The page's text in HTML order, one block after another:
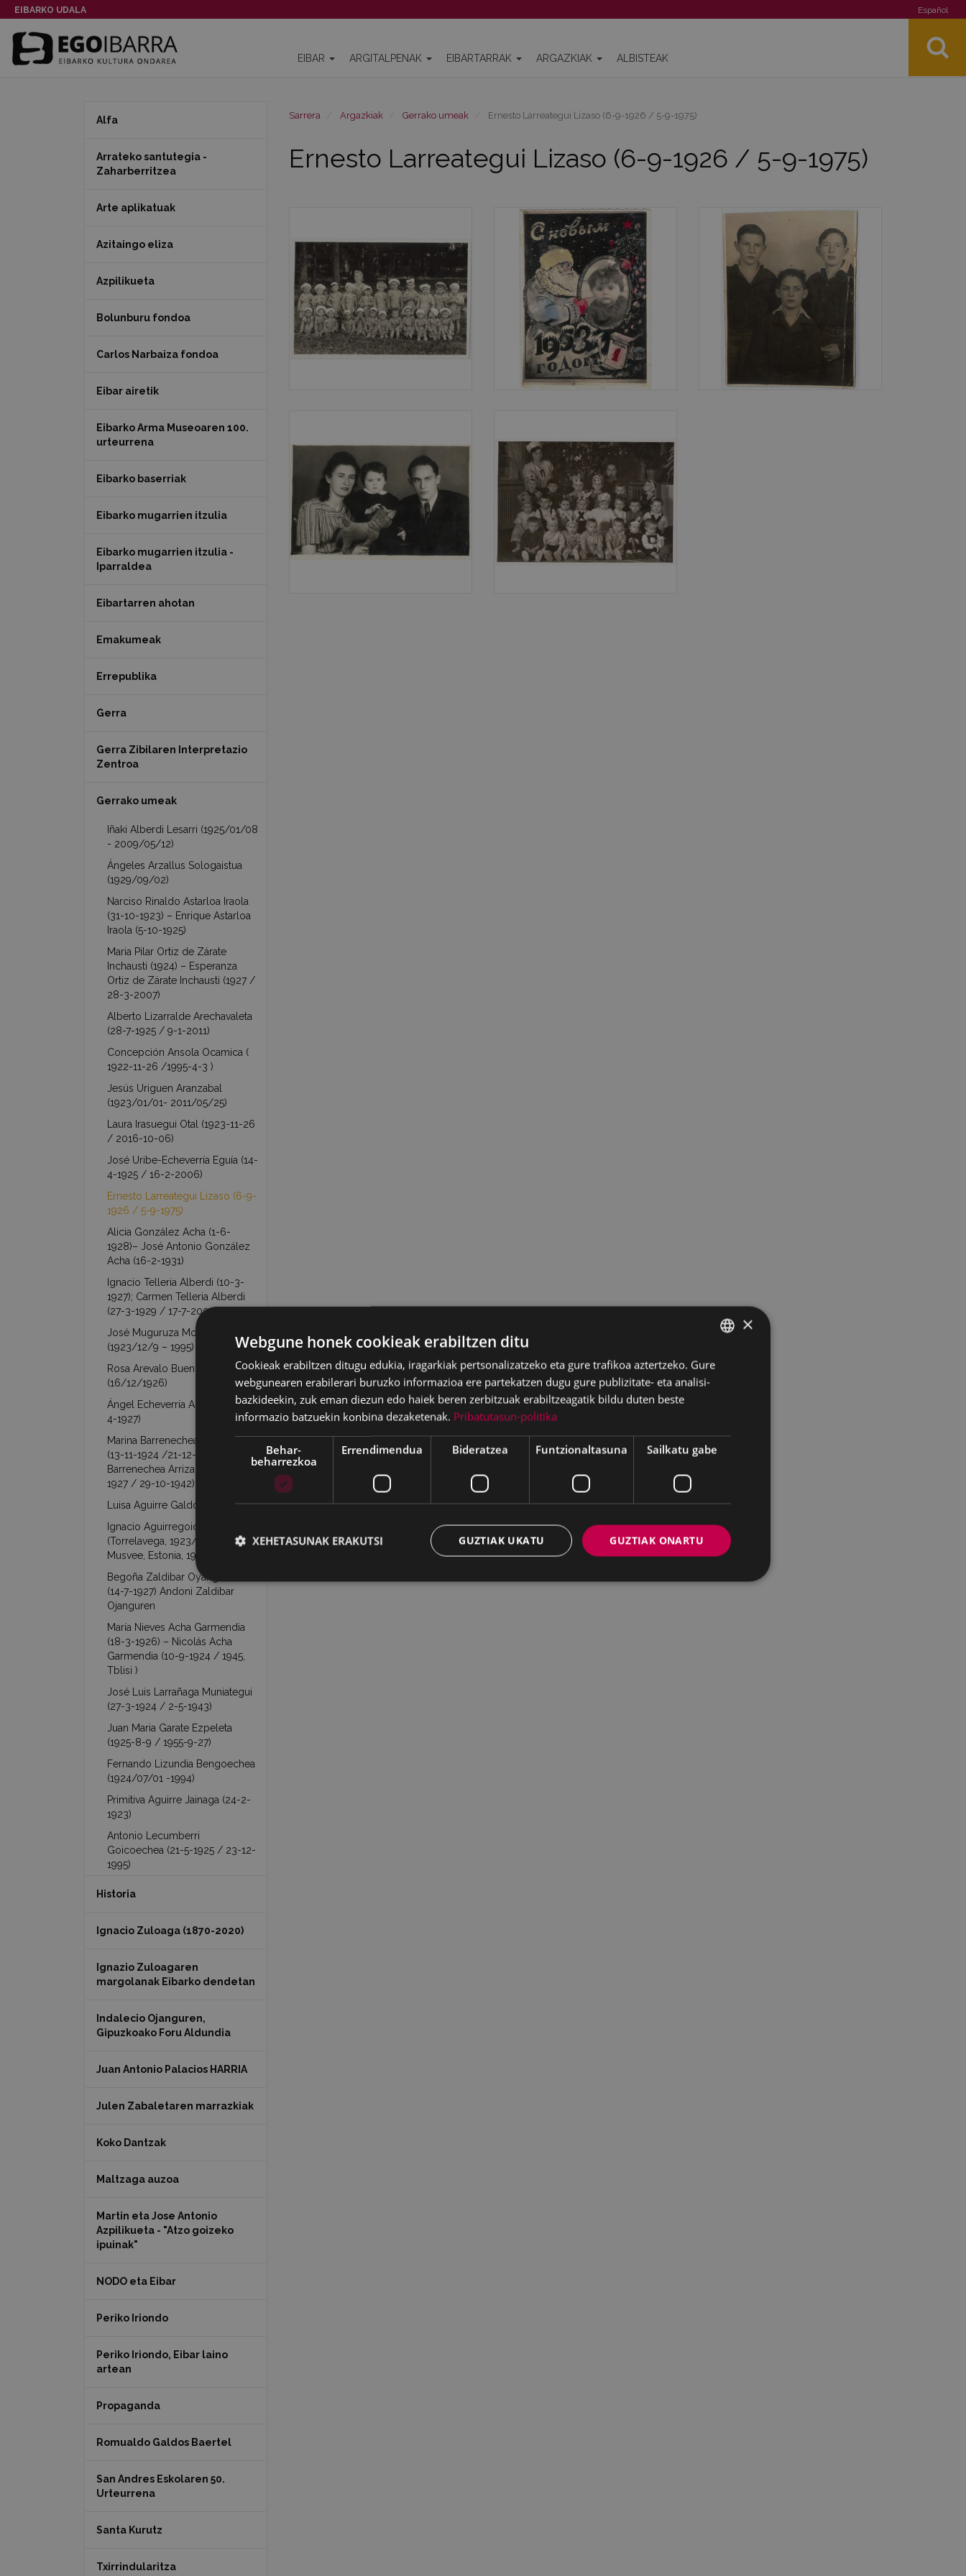
EIBARKO UDALA Español
EIBAR ARGITALPENAK EIBARTARRAK ARGAZKIAK ALBISTEAK
Sarrera Argazkiak Gerrako umeak Ernesto Larreategui Lizaso (6-9-1926 / 5-9-1975)
Ernesto Larreategui Lizaso (6-9-1926 / 5-9-1975)
Alfa
Arrateko santutegia -
Zaharberritzea
Arte aplikatuak
Azitaingo eliza
Azpilikueta
Bolunburu fondoa
Carlos Narbaiza fondoa
Eibar airetik
Eibarko Arma Museoaren 100.
urteurrena
Eibarko baserriak
Eibarko mugarrien itzulia
Eibarko mugarrien itzulia -
Iparraldea
Eibartarren ahotan
Emakumeak
Errepublika
Gerra
Gerra Zibilaren Interpretazio
Zentroa
Gerrako umeak
Iñaki Alberdi Lesarri (1925/01/08
- 2009/05/12)
Ángeles Arzallus Sologaistua
(1929/09/02)
Narciso Rinaldo Astarloa Iraola
(31-10-1923) – Enrique Astarloa
Iraola (5-10-1925)
Maria Pilar Ortiz de Zárate
Inchausti (1924) – Esperanza
Ortiz de Zárate Inchausti (1927 /
28-3-2007)
Alberto Lizarralde Arechavaleta
(28-7-1925 / 9-1-2011)
Concepción Ansola Ocamica (
1922-11-26 /1995-4-3 )
Jesús Uriguen Aranzabal
(1923/01/01- 2011/05/25)
Laura Irasuegui Otal (1923-11-26
/ 2016-10-06)
José Uribe-Echeverría Eguía (14-
4-1925 / 16-2-2006)
Ernesto Larreategui Lizaso (6-9-
1926 / 5-9-1975)
Alicia González Acha (1-6-
1928)– José Antonio González
Acha (16-2-1931)
Ignacio Telleria Alberdi (10-3-
1927); Carmen Telleria Alberdi
(27-3-1929 / 17-7-2003)
José Muguruza Mondragón
(1923/12/9 – 1995)
Rosa Arevalo Buendía
(16/12/1926)
Ángel Echeverría Aranzábal (16-
4-1927)
Marina Barrenechea Arrizabalaga
(13-11-1924 /21-12-1953)- Jesús
Barrenechea Arrizabalaga (26-1-
1927 / 29-10-1942)
Luisa Aguirre Galdona (7-9-1927)
Ignacio Aguirregoicoa Benito
(Torrelavega, 1923/02/21 –
Musvee, Estonia, 1944/03/09)
Begoña Zaldibar Oyanguren
(14-7-1927) Andoni Zaldibar
Ojanguren
María Nieves Acha Garmendia
(18-3-1926) – Nicolás Acha
Garmendia (10-9-1924 / 1945,
Tblisi )
José Luis Larrañaga Muniategui
(27-3-1924 / 2-5-1943)
Juan Maria Garate Ezpeleta
(1925-8-9 / 1955-9-27)
Fernando Lizundia Bengoechea
(1924/07/01 -1994)
Primitiva Aguirre Jainaga (24-2-
1923)
Antonio Lecumberri
Goicoechea (21-5-1925 / 23-12-
1995)
Historia
Ignacio Zuloaga (1870-2020)
Ignazio Zuloagaren
margolanak Eibarko dendetan
Indalecio Ojanguren,
Gipuzkoako Foru Aldundia
Juan Antonio Palacios HARRIA
Julen Zabaletaren marrazkiak
Koko Dantzak
Maltzaga auzoa
Martin eta Jose Antonio
Azpilikueta - "Atzo goizeko
ipuinak"
NODO eta Eibar
Periko Iriondo
Periko Iriondo, Eibar laino
artean
Propaganda
Romualdo Galdos Baertel
San Andres Eskolaren 50.
Urteurrena
Santa Kurutz
Txirrindularitza
BASQUE
SPANISH
×
Webgune honek cookieak erabiltzen ditu
Cookieak erabiltzen ditugu edukia, iragarkiak pertsonalizatzeko eta gure trafikoa aztertzeko. Gure
webgunearen erabilerari buruzko informazioa ere partekatzen dugu gure publizitate- eta analisi-
bazkideekin, zuk eman diezun edo haiek beren zerbitzuak erabiltzeagatik bildu duten beste
informazio batzuekin konbina dezaketenak. Pribatutasun-politika
Behar-
beharrezkoa
Errendimendua Bideratzea Funtzionaltasuna Sailkatu gabe
GUZTIAK ONARTU
GUZTIAK UKATU
XEHETASUNAK ERAKUTSI